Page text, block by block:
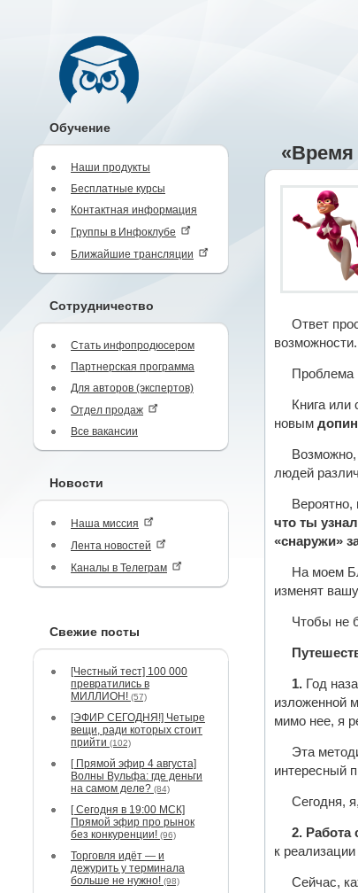
Обучение
Наши продукты
Бесплатные курсы
Контактная информация
Группы в Инфоклубе
Ближайшие трансляции
Сотрудничество
Стать инфопродюсером
Партнерская программа
Для авторов (экспертов)
Отдел продаж
Все вакансии
Новости
Наша миссия
Лента новостей
Каналы в Телеграм
Свежие посты
[Честный тест] 100 000
превратились в
МИЛЛИОН! (57)
[ЭФИР СЕГОДНЯ!] Четыре
вещи, ради которых стоит
прийти (102)
[ Прямой эфир 4 августа]
Волны Вульфа: где деньги
на самом деле? (84)
[ Сегодня в 19:00 МСК]
Прямой эфир про рынок
без конкуренции! (96)
Торговля идёт — и
дежурить у терминала
больше не нужно! (98)
«Время
Ответ
возможности.
Проблема
Книга
новым
Возможно,
людей
что ты
«снаружи»
На моем
изменят
Чтобы не
1. Год
изложенной
мимо нее, я
Эта
интересный
Сегодня,
2. Работа
к
Сейчас,